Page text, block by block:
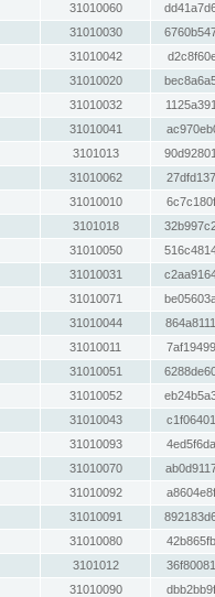
31010060
31010030
31010042
31010020
31010032
31010041
3101013
31010062
31010010
3101018
31010050
31010031
31010071
31010044
31010011
31010051
31010052
31010043
31010093
31010070
31010092
31010091
31010080
3101012
31010090